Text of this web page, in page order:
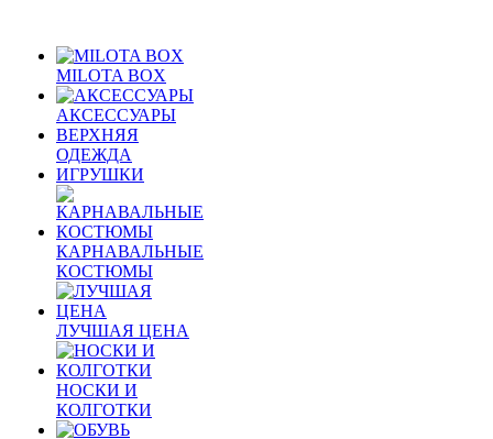
MILOTA BOX
АКСЕССУАРЫ
ВЕРХНЯЯ
ОДЕЖДА
ИГРУШКИ
КАРНАВАЛЬНЫЕ
КОСТЮМЫ
ЛУЧШАЯ ЦЕНА
НОСКИ И
КОЛГОТКИ